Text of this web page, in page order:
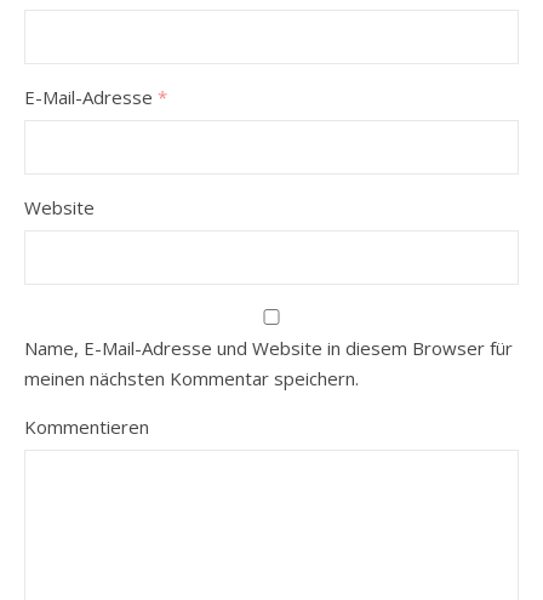
E-Mail-Adresse *
Website
Name, E-Mail-Adresse und Website in diesem Browser für
meinen nächsten Kommentar speichern.
Kommentieren